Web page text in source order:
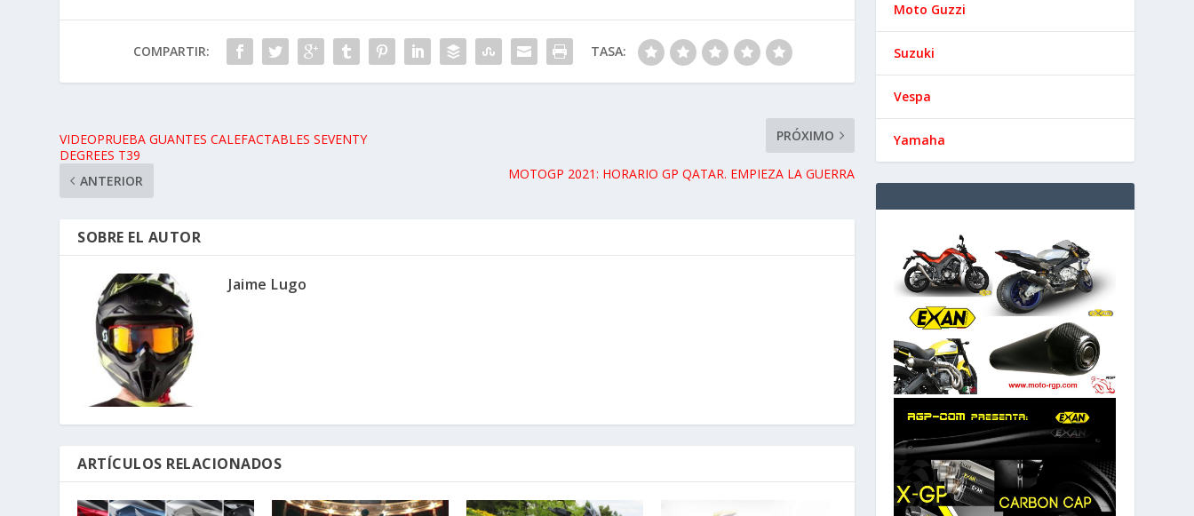
COMPARTIR: TASA:
VIDEOPRUEBA GUANTES CALEFACTABLES SEVENTY
DEGREES T39
ANTERIOR
PRÓXIMO
MOTOGP 2021: HORARIO GP QATAR. EMPIEZA LA GUERRA
SOBRE EL AUTOR
Jaime Lugo
ARTÍCULOS RELACIONADOS
Moto Guzzi
Suzuki
Vespa
Yamaha